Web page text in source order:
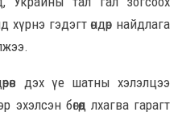
гэдэгт өндөр найдлага
дэх үе шатны хэлэлцээ
бөгөөд лхагва гарагт